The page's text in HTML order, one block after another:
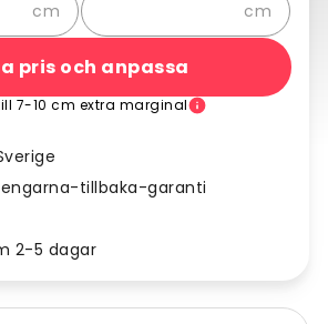
cm cm
pris och anpassa
7-10 cm extra marginal
tillbaka-garanti
2-5 dagar